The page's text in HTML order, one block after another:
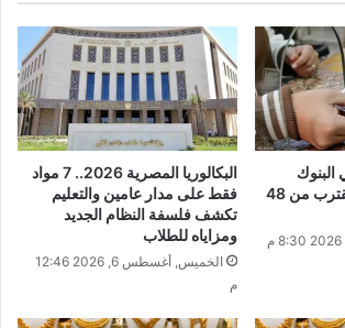
البنوك
المصرية اليوم.. هل يقترب من 48
البكالوريا المصرية 2026.. 7 مواد
فقط على مدار عامين والتعليم
تكشف فلسفة النظام الجديد
ومزاياه للطلاب
الخميس, أغسطس 6, 2026 12:46
م